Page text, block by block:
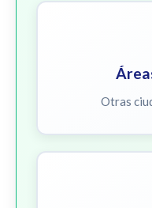
Otras